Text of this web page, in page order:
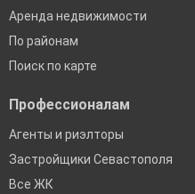
Аренда недвижимости
По районам
Поиск по карте
Профессионалам
Агенты и риэлторы
Застройщики Севастополя
Все ЖК